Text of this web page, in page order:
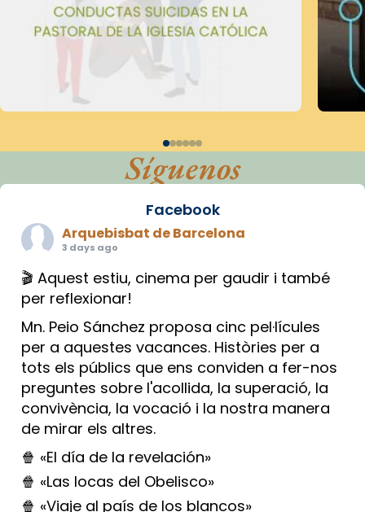
Síguenos
Facebook
Arquebisbat de Barcelona
3 days ago
🎬 Aquest estiu, cinema per gaudir i també
per reflexionar!
Mn. Peio Sánchez proposa cinc pel·lícules
per a aquestes vacances. Històries per a
tots els públics que ens conviden a fer-nos
preguntes sobre l'acollida, la superació, la
convivència, la vocació i la nostra manera
de mirar els altres.
🍿 «El día de la revelación»
🍿 «Las locas del Obelisco»
🍿 «Viaje al país de los blancos»